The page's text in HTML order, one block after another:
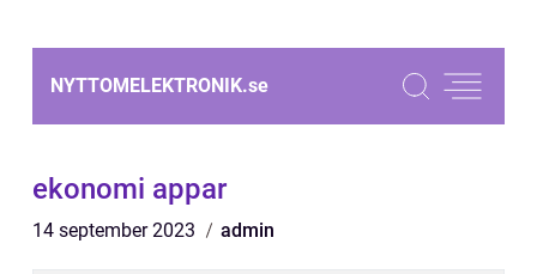
NYTTOMELEKTRONIK.se
ekonomi appar
14 september 2023 admin